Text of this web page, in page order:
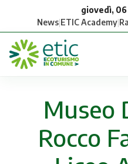
giovedì,
News|ETIC Academy|
Opportunità
Comuni
Museo
Rocco